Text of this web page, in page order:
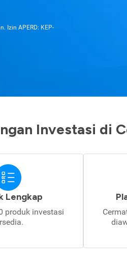
Izin APERD: KEP-
Investasi di
Lengkap
produk investasi